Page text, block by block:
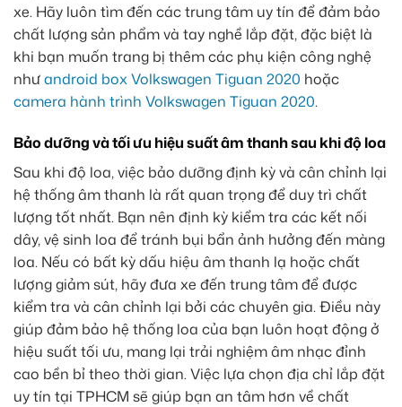
xe. Hãy luôn tìm đến các trung tâm uy tín để đảm bảo
chất lượng sản phẩm và tay nghề lắp đặt, đặc biệt là
khi bạn muốn trang bị thêm các phụ kiện công nghệ
nhưandroid box Volkswagen Tiguan 2020 hoặc
camera hành trình Volkswagen Tiguan 2020.
Bảo dưỡng và tối ưu hiệu suất âm thanh sau khi độ loa
Sau khi độ loa, việc bảo dưỡng định kỳ và cân chỉnh lại
hệ thống âm thanh là rất quan trọng để duy trì chất
lượng tốt nhất. Bạn nên định kỳ kiểm tra các kết nối
dây, vệ sinh loa để tránh bụi bẩn ảnh hưởng đến màng
loa. Nếu có bất kỳ dấu hiệu âm thanh lạ hoặc chất
lượng giảm sút, hãy đưa xe đến trung tâm để được
kiểm tra và cân chỉnh lại bởi các chuyên gia. Điều này
giúp đảm bảo hệ thống loa của bạn luôn hoạt động ở
hiệu suất tối ưu, mang lại trải nghiệm âm nhạc đỉnh
cao bền bỉ theo thời gian. Việc lựa chọn địa chỉ lắp đặt
uy tín tại TPHCM sẽ giúp bạn an tâm hơn về chất